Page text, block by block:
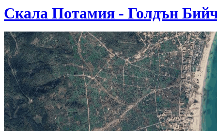
Скала Потамия - Голдън